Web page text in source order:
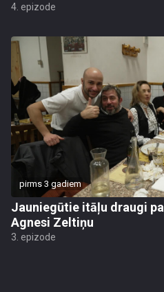
4. epizode
pirms 3 gadiem
Jauniegūtie itāļu draugi
Agnesi Zeltiņu
3. epizode